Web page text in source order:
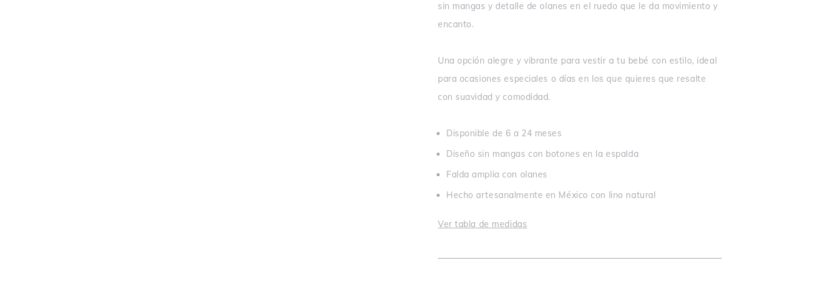
sin mangas y detalle de olanes en el ruedo que le da movimiento y
encanto.
Una opción alegre y vibrante para vestir a tu bebé con estilo, ideal
para ocasiones especiales o días en los que quieres que resalte
con suavidad y comodidad.
Disponible de 6 a 24 meses
Diseño sin mangas con botones en la espalda
Falda amplia con olanes
Hecho artesanalmente en México con lino natural
Ver tabla de medidas